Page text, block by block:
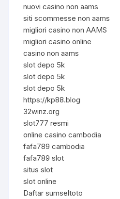
nuovi casino non aams
siti scommesse non aams
migliori casino non AAMS
migliori casino online
casino non aams
slot depo 5k
slot depo 5k
slot depo 5k
https://kp88.blog
32winz.org
slot777 resmi
online casino cambodia
fafa789 cambodia
fafa789 slot
situs slot
slot online
Daftar sumseltoto